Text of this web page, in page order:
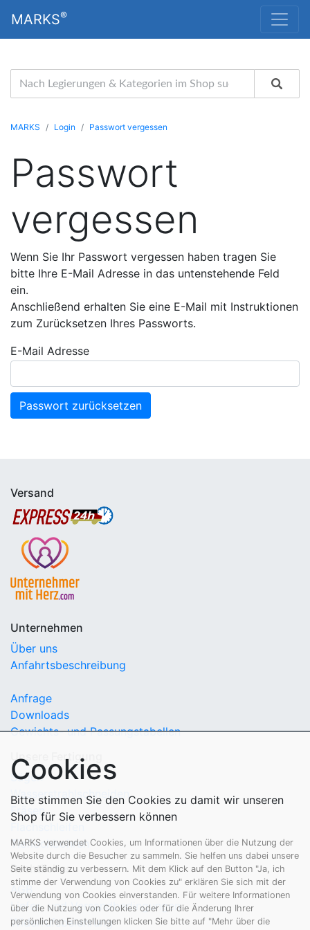
MARKS®
MARKS Login Passwort vergessen
Passwort
vergessen
Wenn Sie Ihr Passwort vergessen haben tragen Sie
bitte Ihre E-Mail Adresse in das untenstehende Feld
ein.
Anschließend erhalten Sie eine E-Mail mit Instruktionen
zum Zurücksetzen Ihres Passworts.
E-Mail Adresse
Passwort zurücksetzen
Versand
Unternehmen
Über uns
Anfahrtsbeschreibung
Anfrage
Downloads
Gewichts- und Passungstabellen
Unsere Fertigung
Sägen
Wasserstrahlschneiden
Fräsen
Flachschleifen
Tieflochbohren
Rechtliches
AGB
Liefer- und Versandbedingungen
Widerrufsbelehrung
Cookies
Bitte stimmen Sie den Cookies zu damit wir unseren
Shop für Sie verbessern können
MARKS verwendet Cookies, um Informationen über die Nutzung der
Website durch die Besucher zu sammeln. Sie helfen uns dabei unsere
Seite ständig zu verbessern. Mit dem Klick auf den Button "Ja, ich
stimme der Verwendung von Cookies zu" erklären Sie sich mit der
Verwendung von Cookies einverstanden. Für weitere Informationen
über die Nutzung von Cookies oder für die Änderung Ihrer
persönlichen Einstellungen klicken Sie bitte auf "Mehr über die